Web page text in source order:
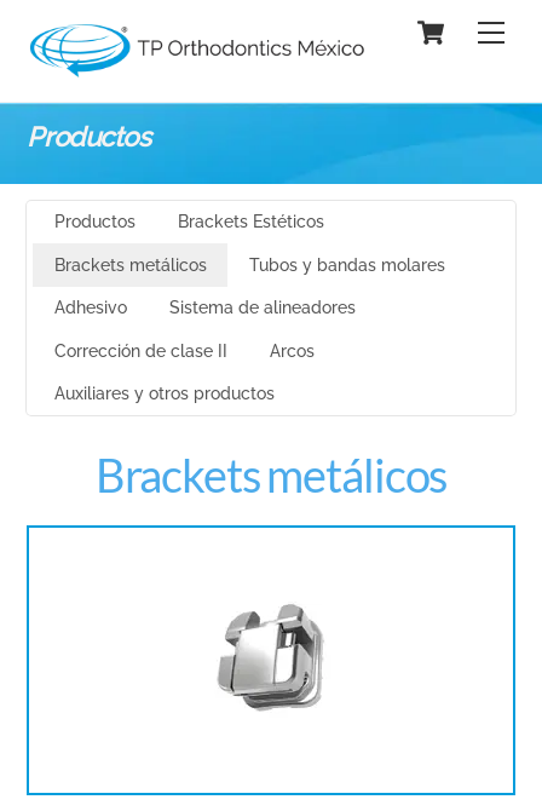
content
Cart
Productos
Productos Brackets Estéticos
Brackets metálicos Tubos y bandas molares
Adhesivo Sistema de alineadores
Corrección de clase II Arcos
Auxiliares y otros productos
Brackets metálicos